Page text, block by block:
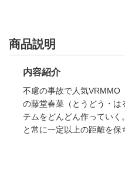
商品説明
内容紹介
不慮の事故で人気VRMMO
の藤堂春菜（とうどう・
テムをどんどん作ってい
と常に一定以上の距離を